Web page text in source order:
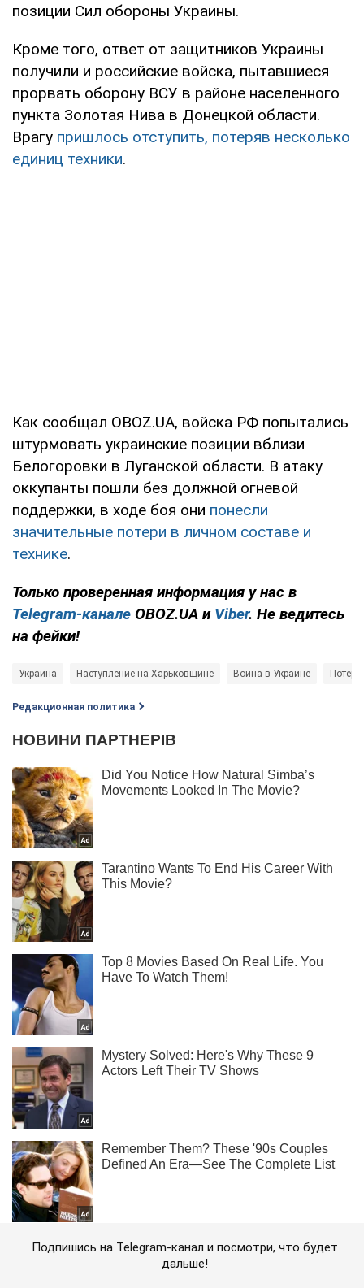
позиции Сил обороны Украины.
Кроме того, ответ от защитников Украины
получили и российские войска, пытавшиеся
прорвать оборону ВСУ в районе населенного
пункта Золотая Нива в Донецкой области.
Врагу пришлось отступить, потеряв несколько
единиц техники.
Как сообщал OBOZ.UA, войска РФ попытались
штурмовать украинские позиции вблизи
Белогоровки в Луганской области. В атаку
оккупанты пошли без должной огневой
поддержки, в ходе боя они понесли
значительные потери в личном составе и
технике.
Только проверенная информация у нас в
Telegram-канале OBOZ.UA и Viber. Не ведитесь
на фейки!
Украина Наступление на Харьковщине Война в Украине
Редакционная политика
Подпишись на Telegram-канал и посмотри, что будет
дальше!